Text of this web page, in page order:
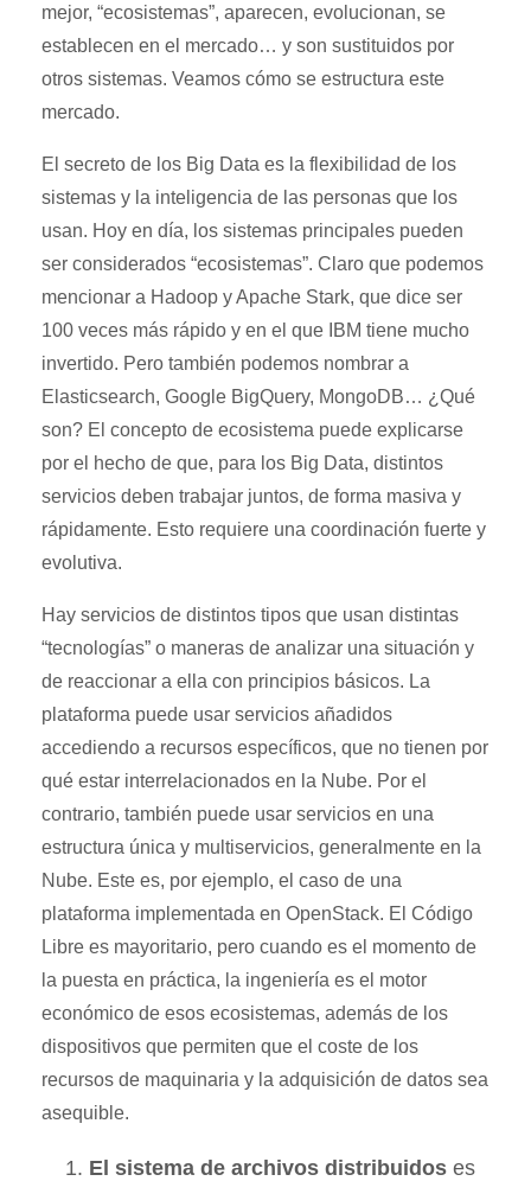
mejor, “ecosistemas”, aparecen, evolucionan, se
establecen en el mercado… y son sustituidos por
otros sistemas. Veamos cómo se estructura este
mercado.
El secreto de los Big Data es la flexibilidad de los
sistemas y la inteligencia de las personas que los
usan. Hoy en día, los sistemas principales pueden
ser considerados “ecosistemas”. Claro que podemos
mencionar a Hadoop y Apache Stark, que dice ser
100 veces más rápido y en el que IBM tiene mucho
invertido. Pero también podemos nombrar a
Elasticsearch, Google BigQuery, MongoDB… ¿Qué
son? El concepto de ecosistema puede explicarse
por el hecho de que, para los Big Data, distintos
servicios deben trabajar juntos, de forma masiva y
rápidamente. Esto requiere una coordinación fuerte y
evolutiva.
Hay servicios de distintos tipos que usan distintas
“tecnologías” o maneras de analizar una situación y
de reaccionar a ella con principios básicos. La
plataforma puede usar servicios añadidos
accediendo a recursos específicos, que no tienen por
qué estar interrelacionados en la Nube. Por el
contrario, también puede usar servicios en una
estructura única y multiservicios, generalmente en la
Nube. Este es, por ejemplo, el caso de una
plataforma implementada en OpenStack. El Código
Libre es mayoritario, pero cuando es el momento de
la puesta en práctica, la ingeniería es el motor
económico de esos ecosistemas, además de los
dispositivos que permiten que el coste de los
recursos de maquinaria y la adquisición de datos sea
asequible.
El sistema de archivos distribuidos es